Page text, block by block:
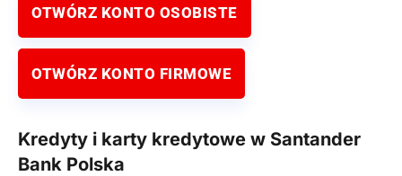
OTWÓRZ KONTO OSOBISTE
OTWÓRZ KONTO FIRMOWE
Kredyty i karty kredytowe w Santander
Bank Polska